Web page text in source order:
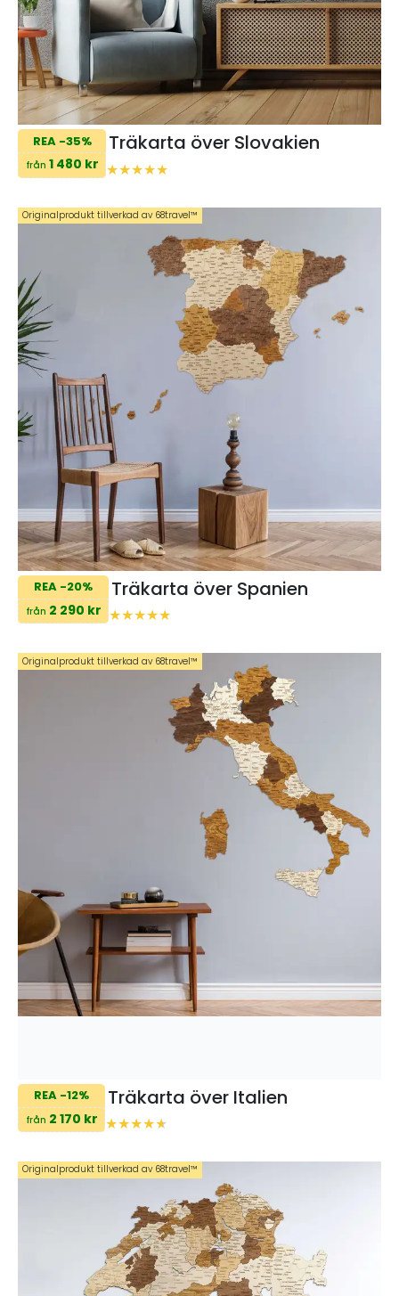
REA -35%
från 1 480 kr
Träkarta över Slovakien
REA -20%
från 2 290 kr
Träkarta över Spanien
Originalprodukt tillverkad av 68travel™️
REA -12%
från 2 170 kr
Träkarta över Italien
Originalprodukt tillverkad av 68travel™️
Originalprodukt tillverkad av 68travel™️